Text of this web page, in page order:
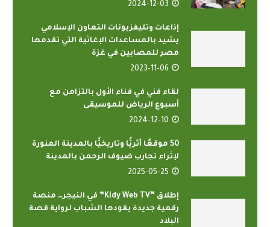
2024-12-03
إذاعات وتليفزيونات التعاون الإسلامي
يشيد بالمساعدات الإغاثية التي تقدمها
مصر للمصابين في غزة
2023-11-06
لقاء فني في فناء الأول بالتزامن مع
أسبوع الرياض للموسيقى
2024-12-10
50 موقعًا أثريًّا وتاريخيًّا بالمدينة المنورة
لإثراء تجارب ضيوف الرحمن بالمدينة
2025-05-25
إطلاق “Kidy Web TV” في النيجر… منصة
رقمية جديدة يقودها الشباب لرواية قصة
البلاد